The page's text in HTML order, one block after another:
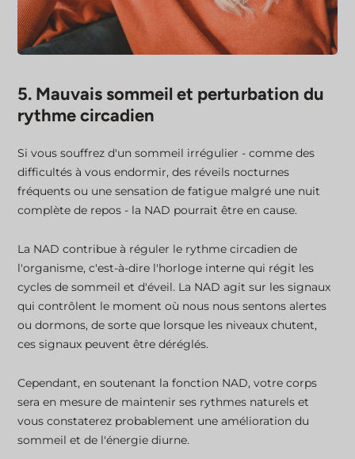
5. Mauvais sommeil et perturbation du
rythme circadien
Si vous souffrez d'un sommeil irrégulier - comme des
difficultés à vous endormir, des réveils nocturnes
fréquents ou une sensation de fatigue malgré une nuit
complète de repos - la NAD pourrait être en cause.
La NAD contribue à réguler le rythme circadien de
l'organisme, c'est-à-dire l'horloge interne qui régit les
cycles de sommeil et d'éveil. La NAD agit sur les signaux
qui contrôlent le moment où nous nous sentons alertes
ou dormons, de sorte que lorsque les niveaux chutent,
ces signaux peuvent être déréglés.
Cependant, en soutenant la fonction NAD, votre corps
sera en mesure de maintenir ses rythmes naturels et
vous constaterez probablement une amélioration du
sommeil et de l'énergie diurne.